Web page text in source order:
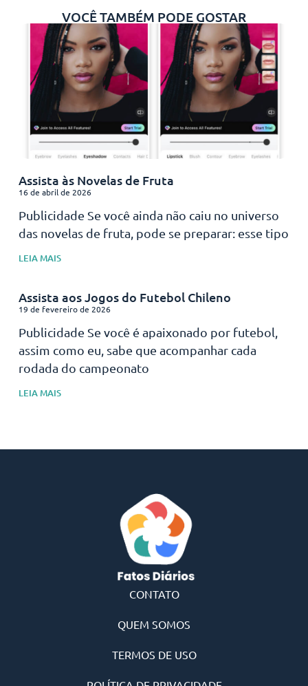
VOCÊ TAMBÉM PODE GOSTAR
Assista às Novelas de Fruta
16 de abril de 2026
Publicidade Se você ainda não caiu no universo
das novelas de fruta, pode se preparar: esse tipo
LEIA MAIS
Assista aos Jogos do Futebol Chileno
19 de fevereiro de 2026
Publicidade Se você é apaixonado por futebol,
assim como eu, sabe que acompanhar cada
rodada do campeonato
LEIA MAIS
CONTATO
QUEM SOMOS
TERMOS DE USO